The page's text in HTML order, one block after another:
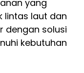
yang
lintas laut dan
dengan solusi
kebutuhan